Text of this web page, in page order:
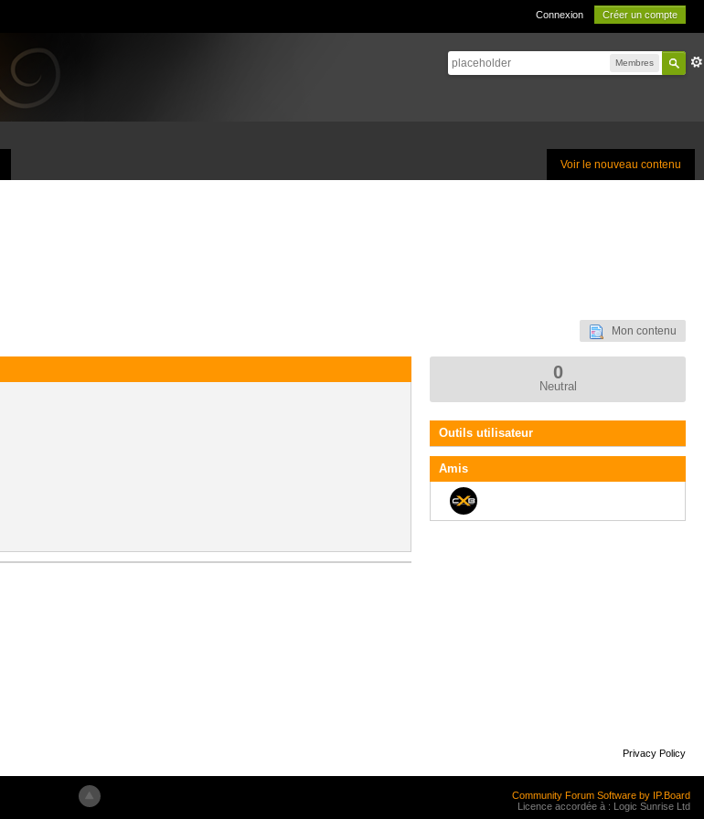
Connexion Créer un compte
Membres
Voir le nouveau contenu
Mon contenu
0
Neutral
Outils utilisateur
Amis
Privacy Policy
Community Forum Software by IP.Board
Licence accordée à : Logic Sunrise Ltd